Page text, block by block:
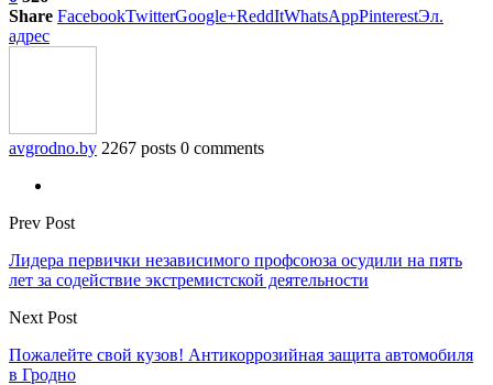
Share FacebookTwitterGoogle+ReddItWhatsAppPinterestЭл.
адрес
avgrodno.by 2267 posts 0 comments
Prev Post
Лидера первички независимого профсоюза осудили на пять
лет за содействие экстремистской деятельности
Next Post
Пожалейте свой кузов! Антикоррозийная защита автомобиля
в Гродно